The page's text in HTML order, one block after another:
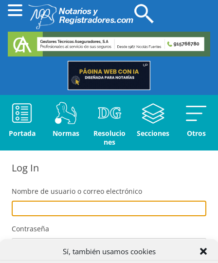
Sí, también usamos cookies
Portada Normas
Resolucio
nes
Secciones Otros
Log In
Nombre de usuario o correo electrónico
Contraseña